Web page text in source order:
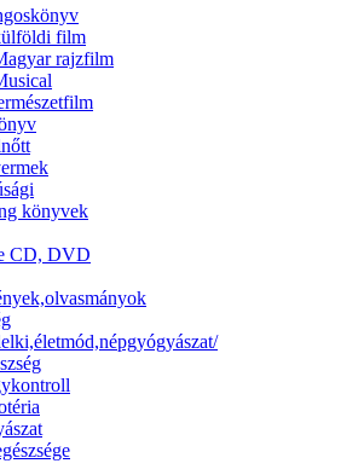
film
rajzfilm
könyvek
CD, DVD